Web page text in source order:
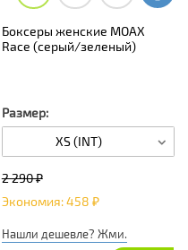
Боксеры женские MOAX
Race (серый/зеленый)
Размер:
XS (INT)
2 290 ₽
Экономия: 458 ₽
Нашли дешевле? Жми.